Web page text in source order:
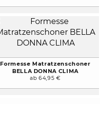
Formesse Matratzenschoner
BELLA DONNA CLIMA
ab 64,95 €